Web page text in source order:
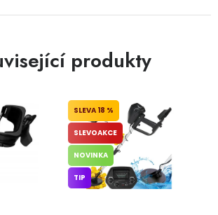
produkty
18 %
SLEVOAKCE
NOVINKA
TIP